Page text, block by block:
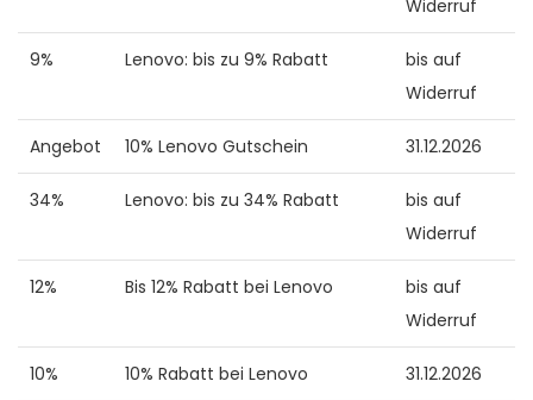
Widerruf
9% Lenovo: bis zu 9% Rabatt
bis auf
Widerruf
Angebot 10% Lenovo Gutschein 31.12.2026
34% Lenovo: bis zu 34% Rabatt
bis auf
Widerruf
12% Bis 12% Rabatt bei Lenovo
bis auf
Widerruf
10% 10% Rabatt bei Lenovo 31.12.2026